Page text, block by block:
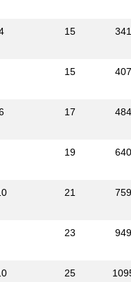
15 341
15 407
17 484
19 640
21 759
23 949
25